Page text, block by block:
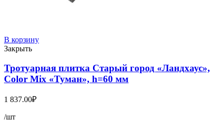
В корзину
Закрыть
Тротуарная плитка Старый город «Ландхаус»,
Color Mix «Туман», h=60 мм
1 837.00₽
/шт